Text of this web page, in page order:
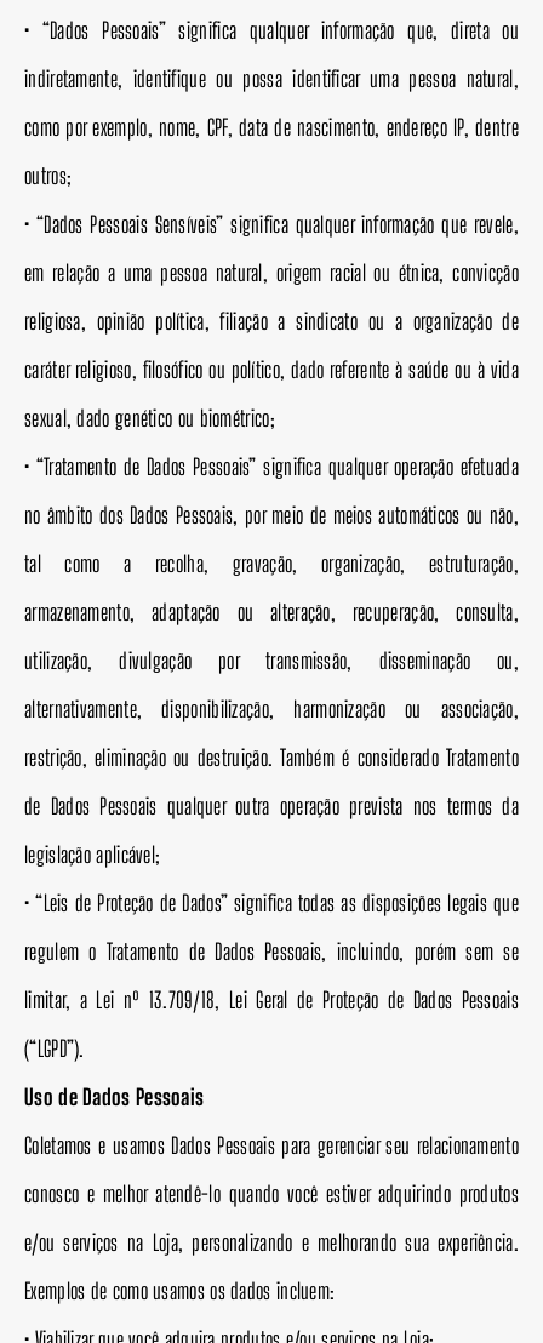
• “Dados Pessoais” significa qualquer informação que, direta ou
indiretamente, identifique ou possa identificar uma pessoa natural,
como por exemplo, nome, CPF, data de nascimento, endereço IP, dentre
outros;
• “Dados Pessoais Sensíveis” significa qualquer informação que revele,
em relação a uma pessoa natural, origem racial ou étnica, convicção
religiosa, opinião política, filiação a sindicato ou a organização de
caráter religioso, filosófico ou político, dado referente à saúde ou à vida
sexual, dado genético ou biométrico;
• “Tratamento de Dados Pessoais” significa qualquer operação efetuada
no âmbito dos Dados Pessoais, por meio de meios automáticos ou não,
tal como a recolha, gravação, organização, estruturação,
armazenamento, adaptação ou alteração, recuperação, consulta,
utilização, divulgação por transmissão, disseminação ou,
alternativamente, disponibilização, harmonização ou associação,
restrição, eliminação ou destruição. Também é considerado Tratamento
de Dados Pessoais qualquer outra operação prevista nos termos da
legislação aplicável;
• “Leis de Proteção de Dados” significa todas as disposições legais que
regulem o Tratamento de Dados Pessoais, incluindo, porém sem se
limitar, a Lei nº 13.709/18, Lei Geral de Proteção de Dados Pessoais
(“LGPD”).
Uso de Dados Pessoais
Coletamos e usamos Dados Pessoais para gerenciar seu relacionamento
conosco e melhor atendê-lo quando você estiver adquirindo produtos
e/ou serviços na Loja, personalizando e melhorando sua experiência.
Exemplos de como usamos os dados incluem: